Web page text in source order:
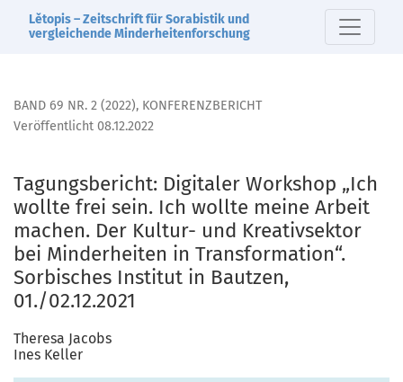
Tagungsbericht: Digitaler Workshop „Ich wollte frei sein.
Lětopis – Zeitschrift für Sorabistik und
vergleichende Minderheitenforschung
BAND 69 NR. 2 (2022), KONFERENZBERICHT
Tagungsbericht: Digitaler Workshop „Ich
wollte frei sein. Ich wollte meine Arbeit
machen. Der Kultur- und Kreativsektor
bei Minderheiten in Transformation“.
Sorbisches Institut in Bautzen,
01./02.12.2021
Veröffentlicht 08.12.2022
Theresa Jacobs
Ines Keller